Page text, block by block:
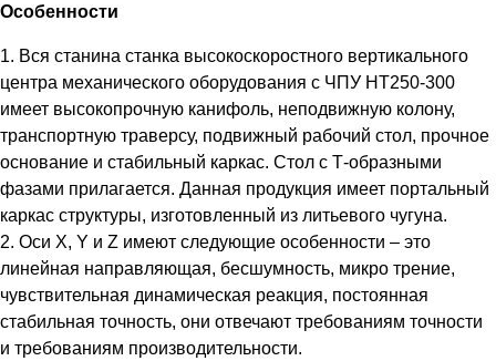
Особенности
1. Вся станина станка высокоскоростного вертикального
центра механического оборудования с ЧПУ HT250-300
имеет высокопрочную канифоль, неподвижную колону,
транспортную траверсу, подвижный рабочий стол, прочное
основание и стабильный каркас. Стол с Т-образными
фазами прилагается. Данная продукция имеет портальный
каркас структуры, изготовленный из литьевого чугуна.
2. Оси X, Y и Z имеют следующие особенности – это
линейная направляющая, бесшумность, микро трение,
чувствительная динамическая реакция, постоянная
стабильная точность, они отвечают требованиям точности
и требованиям производительности.